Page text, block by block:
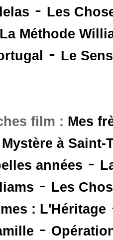
- Les
La Méthode
- Le
film : Mes
Mystère à Saint-
années -
- Les
: L'Héritage
-